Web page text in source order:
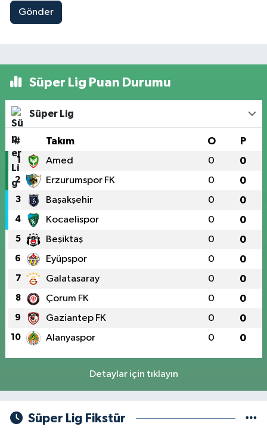
Gönder
Süper Lig Puan Durumu
Süper Lig
# Takım O P
1 Amed 0 0
2 Erzurumspor FK 0 0
3 Başakşehir 0 0
4 Kocaelispor 0 0
5 Beşiktaş 0 0
6 Eyüpspor 0 0
7 Galatasaray 0 0
8 Çorum FK 0 0
9 Gaziantep FK 0 0
10 Alanyaspor 0 0
Detaylar için tıklayın
Süper Lig Fikstür